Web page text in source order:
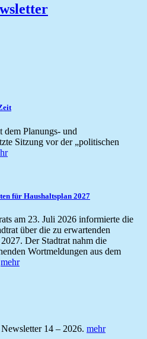
Planungs- und
Sitzung vor der „politischen
für Haushaltsplan 2027
am 23. Juli 2026 informierte die
über die zu erwartenden
Der Stadtrat nahm die
Wortmeldungen aus dem
mehr
14 – 2026. mehr